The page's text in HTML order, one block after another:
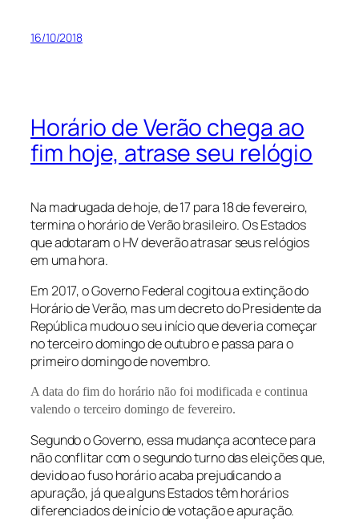
16/10/2018
Horário de Verão chega ao
fim hoje, atrase seu relógio
Na madrugada de hoje, de 17 para 18 de fevereiro,
termina o horário de Verão brasileiro. Os Estados
que adotaram o HV deverão atrasar seus relógios
em uma hora.
Em 2017, o Governo Federal cogitou a extinção do
Horário de Verão, mas um decreto do Presidente da
República mudou o seu início que deveria começar
no terceiro domingo de outubro e passa para o
primeiro domingo de novembro.
A data do fim do horário não foi modificada e continua
valendo o terceiro domingo de fevereiro.
Segundo o Governo, essa mudança acontece para
não conflitar com o segundo turno das eleições que,
devido ao fuso horário acaba prejudicando a
apuração, já que alguns Estados têm horários
diferenciados de início de votação e apuração.